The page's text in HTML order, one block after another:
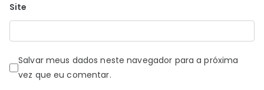
Site
Salvar meus dados neste navegador para a próxima
vez que eu comentar.